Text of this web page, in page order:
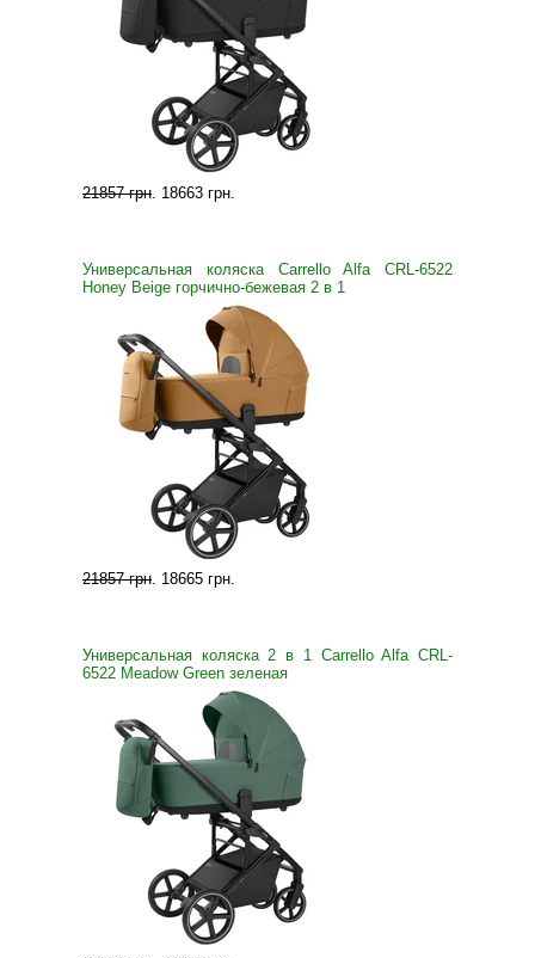
21857 грн. 18663 грн.
Универсальная коляска Carrello Alfa CRL-6522
Honey Beige горчично-бежевая 2 в 1
21857 грн. 18665 грн.
Универсальная коляска 2 в 1 Carrello Alfa CRL-
6522 Meadow Green зеленая